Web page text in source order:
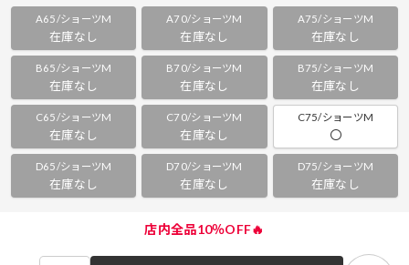
A65/ショーツM
在庫なし
A70/ショーツM
在庫なし
A75/ショーツM
在庫なし
B65/ショーツM
在庫なし
B70/ショーツM
在庫なし
B75/ショーツM
在庫なし
C65/ショーツM
在庫なし
C70/ショーツM
在庫なし
C75/ショーツM
〇
D65/ショーツM
在庫なし
D70/ショーツM
在庫なし
D75/ショーツM
在庫なし
店内全品10％OFF🔥